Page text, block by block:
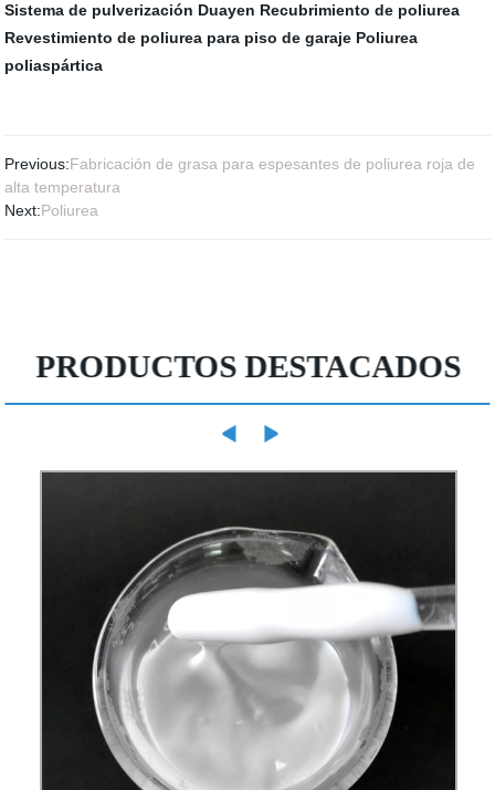
Sistema de pulverización Duayen Recubrimiento de poliurea
Revestimiento de poliurea para piso de garaje Poliurea
poliaspártica
Previous:Fabricación de grasa para espesantes de poliurea roja de
alta temperatura
Next:Poliurea
PRODUCTOS DESTACADOS